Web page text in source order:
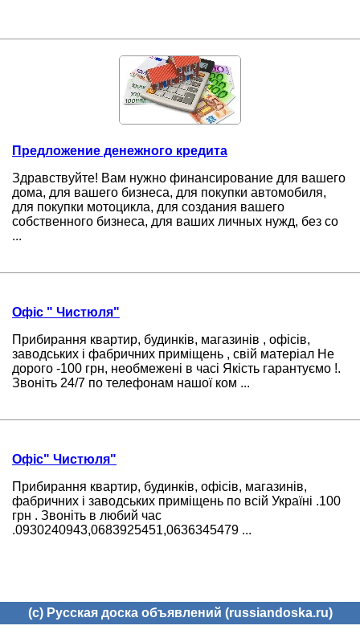
Предложение денежного кредита
Здравствуйте! Вам нужно финансирование для вашего
дома, для вашего бизнеса, для покупки автомобиля,
для покупки мотоцикла, для создания вашего
собственного бизнеса, для ваших личных нужд, без со
...
Офіс " Чистюля"
Прибирання квартир, будинків, магазинів , офісів,
заводських і фабричних приміщень , свій матеріал Не
дорого -100 грн, необмежені в часі Якість гарантуємо !.
Звоніть 24/7 по телефонам нашої ком ...
Офіс" Чистюля"
Прибирання квартир, будинків, офісів, магазинів,
фабричних і заводських приміщень по всій Україні .100
грн . Звоніть в любий час
.0930240943,0683925451,0636345479 ...
(c) Русская доска объявлений (russiandoska.ru)